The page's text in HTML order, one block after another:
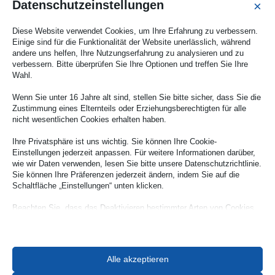
Filou Exclusive Mode Regina
Block GmbH
– freundliche und kompetente
Beratung...
Mehr erfahren
Schreibwaren
Datenschutzeinstellungen ×
Diese Website verwendet Cookies, um Ihre Erfahrung zu verbessern.
Einige sind für die Funktionalität der Website unerlässlich, während
andere uns helfen, Ihre Nutzungserfahrung zu analysieren und zu
verbessern. Bitte überprüfen Sie Ihre Optionen und treffen Sie Ihre
Wahl.
Wenn Sie unter 16 Jahre alt sind, stellen Sie bitte sicher, dass Sie die
Zustimmung eines Elternteils oder Erziehungsberechtigten für alle
nicht wesentlichen Cookies erhalten haben.
Ihre Privatsphäre ist uns wichtig. Sie können Ihre Cookie-
Einstellungen jederzeit anpassen. Für weitere Informationen darüber,
wie wir Daten verwenden, lesen Sie bitte unsere Datenschutzrichtlinie.
Sie können Ihre Präferenzen jederzeit ändern, indem Sie auf die
Schaltfläche „Einstellungen“ unten klicken.
Beachten Sie, dass das Deaktivieren bestimmter Arten von Cookies
Alle akzeptieren